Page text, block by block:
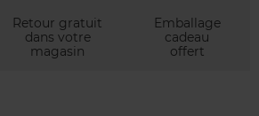
Retour gratuit
dans votre
magasin
Emballage
cadeau
offert